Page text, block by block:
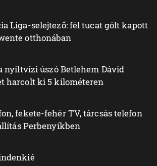
Liga-selejtező: fél tucat gólt kapott
otthonában
nyíltvízi úszó Betlehem Dávid
harcolt ki 5 kilométeren
fekete-fehér TV, tárcsás telefon
Perbenyíkben